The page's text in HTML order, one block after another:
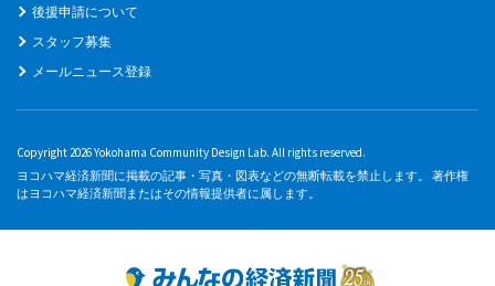
後援申請について
スタッフ募集
メールニュース登録
Copyright 2026 Yokohama Community Design Lab. All rights reserved.
ヨコハマ経済新聞に掲載の記事・写真・図表などの無断転載を禁止します。 著作権
はヨコハマ経済新聞またはその情報提供者に属します。